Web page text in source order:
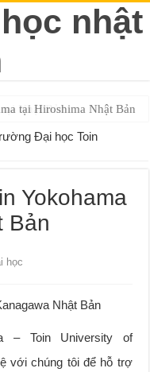
tại Hiroshima Nhật Bản
Nhật Bản
Đại học Toin
Yokohama
Bản
học
Nhật Bản
– Toin University of
với chúng tôi để hỗ trợ